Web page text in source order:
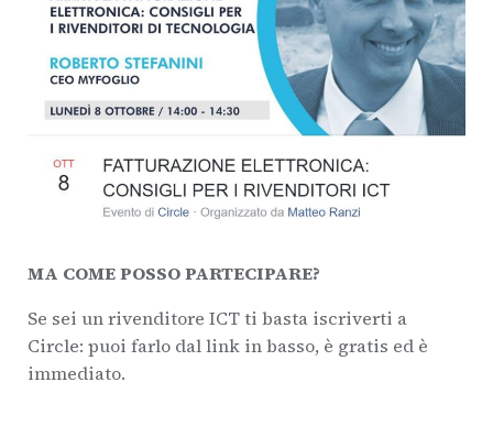
MA COME POSSO PARTECIPARE?
Se sei un rivenditore ICT ti basta iscriverti a
Circle: puoi farlo dal link in basso, è gratis ed è
immediato.